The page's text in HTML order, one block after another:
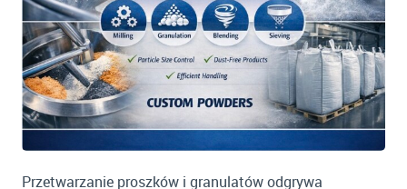
Przetwarzanie proszków i granulatów odgrywa